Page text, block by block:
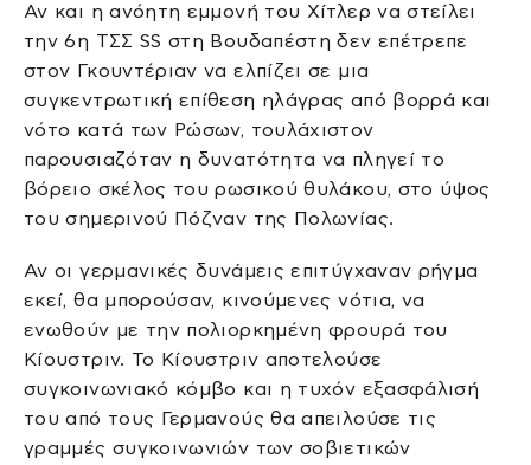
Αν και η ανόητη εμμονή του Χίτλερ να στείλει
την 6η ΤΣΣ SS στη Βουδαπέστη δεν επέτρεπε
στον Γκουντέριαν να ελπίζει σε μια
συγκεντρωτική επίθεση ηλάγρας από βορρά και
νότο κατά των Ρώσων, τουλάχιστον
παρουσιαζόταν η δυνατότητα να πληγεί το
βόρειο σκέλος του ρωσικού θυλάκου, στο ύψος
του σημερινού Πόζναν της Πολωνίας.
Αν οι γερμανικές δυνάμεις επιτύγχαναν ρήγμα
εκεί, θα μπορούσαν, κινούμενες νότια, να
ενωθούν με την πολιορκημένη φρουρά του
Κίουστριν. Το Κίουστριν αποτελούσε
συγκοινωνιακό κόμβο και η τυχόν εξασφάλισή
του από τους Γερμανούς θα απειλούσε τις
γραμμές συγκοινωνιών των σοβιετικών